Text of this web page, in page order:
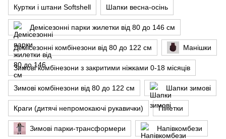
Куртки і штани Softshell Шапки весна-осінь
Демісезонні парки жилетки від 80 до 146 см
Демісезонні комбінезони від 80 до 122 см Манішки
Зимові комбінезони з закритими ніжками 0-18 місяців
Зимові комбінезони від 80 до 122 см Шапки зимові
Краги (дитячі непромокаючі рукавички) Пінетки
Зимові парки-трансформери Напівкомбези